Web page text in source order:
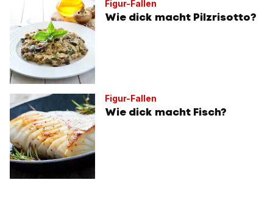
Figur-Fallen
Wie dick macht Pilzrisotto?
Figur-Fallen
Wie dick macht Fisch?